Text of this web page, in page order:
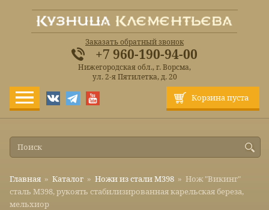
Корзина пуста
Заказать обратный звонок
+7 960-190-94-00
Нижегородская обл., г. Ворсма,
ул. 2-я Пятилетка, д. 20
Главная » Каталог » Ножи из стали М398 » Нож "Викинг"
сталь М398, рукоять стабилизированная карельская береза,
мельхиор